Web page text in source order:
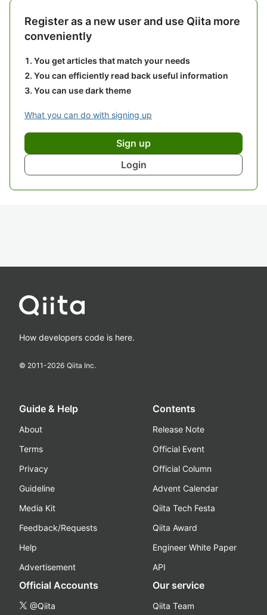
Register as a new user and use Qiita more
conveniently
You get articles that match your needs
You can efficiently read back useful information
You can use dark theme
What you can do with signing up
Sign up
Login
How developers code is here.
© 2011-2026 Qiita Inc.
Guide & Help
About
Terms
Privacy
Guideline
Media Kit
Feedback/Requests
Help
Advertisement
Contents
Release Note
Official Event
Official Column
Advent Calendar
Qiita Tech Festa
Qiita Award
Engineer White Paper
API
Official Accounts
@Qiita
Our service
Qiita Team